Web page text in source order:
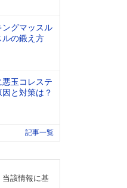
ングマッスル
ルの鍛え方
玉コレステ
と対策は？
記事一覧
当該情報に基